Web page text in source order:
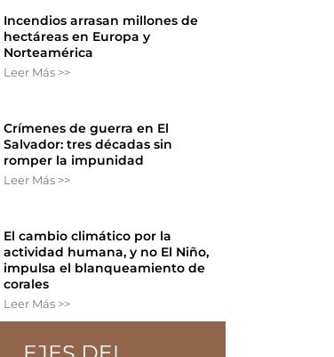
Incendios arrasan millones de
hectáreas en Europa y
Norteamérica
Leer Más >>
Crímenes de guerra en El
Salvador: tres décadas sin
romper la impunidad
Leer Más >>
El cambio climático por la
actividad humana, y no El Niño,
impulsa el blanqueamiento de
corales
Leer Más >>